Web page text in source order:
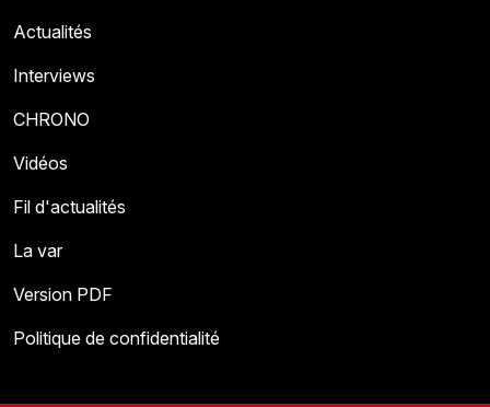
Actualités
Interviews
CHRONO
Vidéos
Fil d'actualités
La var
Version PDF
Politique de confidentialité